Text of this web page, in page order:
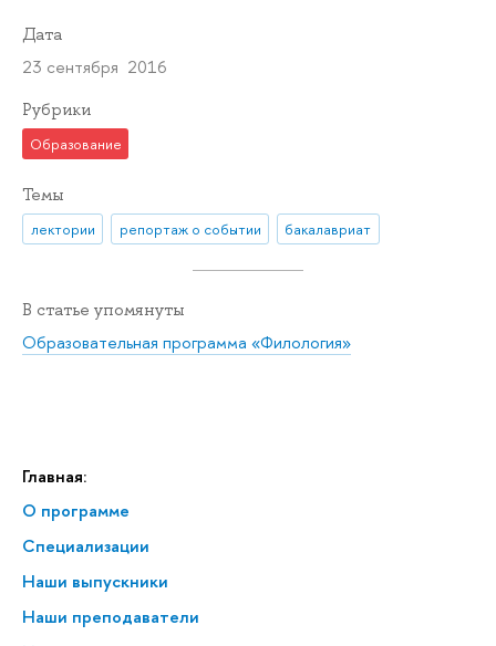
Главная:
О программе
Специализации
Наши выпускники
Наши преподаватели
Дата
23 сентября 2016
Рубрики
Образование
Темы
лектории репортаж о событии бакалавриат
В статье упомянуты
Образовательная программа «Филология»